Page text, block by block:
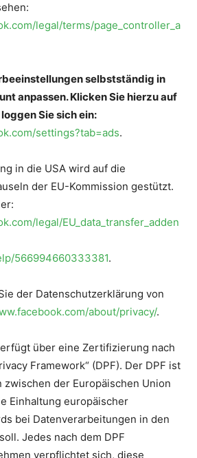
legal/terms/page_controller_a
selbstständig in
anpassen. Klicken Sie hierzu auf
Sie sich ein:
settings?tab=ads.
in die USA wird auf die
der EU-Kommission gestützt.
legal/EU_data_transfer_adden
566994660333381.
der Datenschutzerklärung von
about/privacy/.
über eine Zertifizierung nach
Framework“ (DPF). Der DPF ist
der Europäischen Union
Einhaltung europäischer
bei Datenverarbeitungen in den
Jedes nach dem DPF
verpflichtet sich, diese